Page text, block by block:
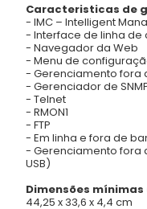
Caracteristicas de
- IMC – Intelligent
- Interface de linha de
- Navegador da Web
- Menu de
- Gerenciamento fora
- Gerenciador de
- Telnet
- RMON1
- FTP
- Em linha e fora de
- Gerenciamento fora
USB)
Dimensões mínimas
44,25 x 33,6 x 4,4 cm